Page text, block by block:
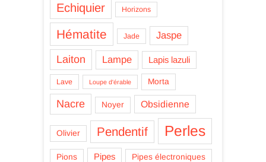
Echiquier Horizons
Hématite Jade Jaspe
Laiton Lampe Lapis lazuli
Lave Loupe d'érable Morta
Nacre Noyer Obsidienne
Olivier Pendentif Perles
Pions Pipes Pipes électroniques